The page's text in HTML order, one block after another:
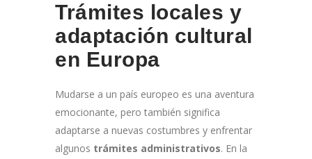
Trámites locales y
adaptación cultural
en Europa
Mudarse a un país europeo es una aventura
emocionante, pero también significa
adaptarse a nuevas costumbres y enfrentar
algunos trámites administrativos. En la